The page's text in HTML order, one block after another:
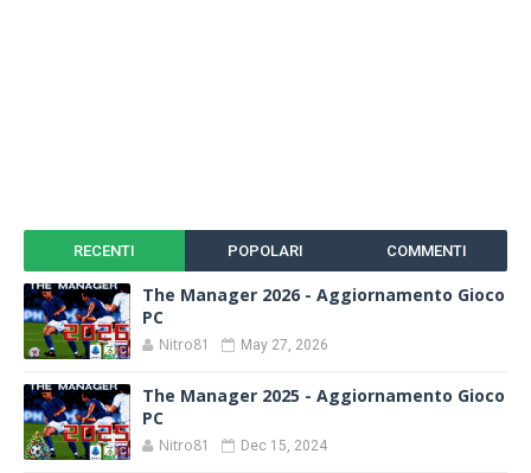
RECENTI POPOLARI COMMENTI
The Manager 2026 - Aggiornamento Gioco
PC
Nitro81 May 27, 2026
The Manager 2025 - Aggiornamento Gioco
PC
Nitro81 Dec 15, 2024